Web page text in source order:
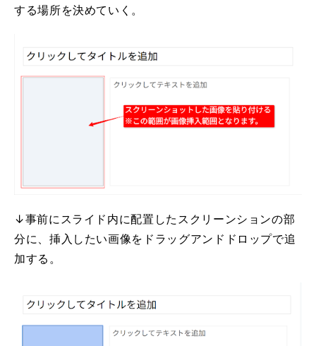
する場所を決めていく。
↓事前にスライド内に配置したスクリーンションの部
分に、挿入したい画像をドラッグアンドドロップで追
加する。